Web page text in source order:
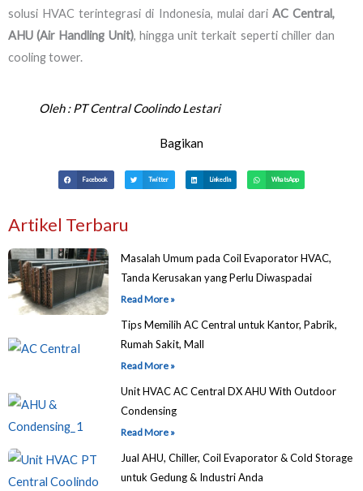
solusi HVAC terintegrasi di Indonesia, mulai dari AC Central,
AHU (Air Handling Unit), hingga unit terkait seperti chiller dan
cooling tower.
Oleh :PT Central Coolindo Lestari
Bagikan
Facebook Twitter LinkedIn WhatsApp
Artikel Terbaru
Masalah Umum pada Coil Evaporator HVAC,
Tanda Kerusakan yang Perlu Diwaspadai
Read More »
Tips Memilih AC Central untuk Kantor, Pabrik,
Rumah Sakit, Mall
Read More »
Unit HVAC AC Central DX AHU With Outdoor
Condensing
Read More »
Jual AHU, Chiller, Coil Evaporator & Cold Storage
untuk Gedung & Industri Anda